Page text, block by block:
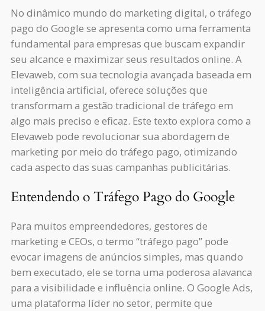
No dinâmico mundo do marketing digital, o tráfego
pago do Google se apresenta como uma ferramenta
fundamental para empresas que buscam expandir
seu alcance e maximizar seus resultados online. A
Elevaweb, com sua tecnologia avançada baseada em
inteligência artificial, oferece soluções que
transformam a gestão tradicional de tráfego em
algo mais preciso e eficaz. Este texto explora como a
Elevaweb pode revolucionar sua abordagem de
marketing por meio do tráfego pago, otimizando
cada aspecto das suas campanhas publicitárias.
Entendendo o Tráfego Pago do Google
Para muitos empreendedores, gestores de
marketing e CEOs, o termo “tráfego pago” pode
evocar imagens de anúncios simples, mas quando
bem executado, ele se torna uma poderosa alavanca
para a visibilidade e influência online. O Google Ads,
uma plataforma líder no setor, permite que